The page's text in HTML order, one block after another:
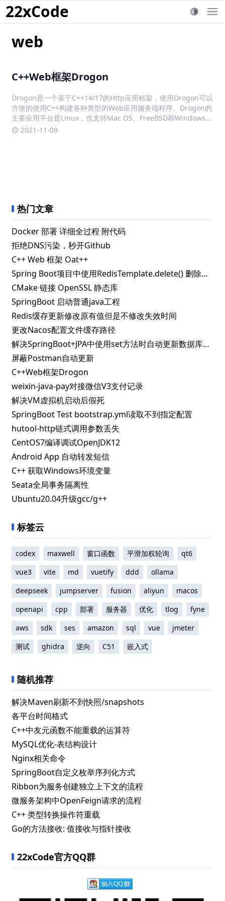
22xCode
web
C++Web框架Drogon
Drogon是一个基于C++14/17的Http应用框架，使用Drogon可以
方便的使用C++构建各种类型的Web应用服务端程序。Drogon的
主要应用平台是Linux，也支持Mac OS、FreeBSD和Windows。
它的主要特点如下：网络层使用基于epoll(macOS/FreeBSD下是
2021-11-09
热门文章
Docker 部署 详细全过程 附代码
拒绝DNS污染，秒开Github
C++ Web 框架 Oat++
Spring Boot项目中使用RedisTemplate.delete() 删除指定key失败的解决办法
CMake 链接 OpenSSL 静态库
SpringBoot 启动普通java工程
Redis缓存更新修改原有值但是不修改失效时间
更改Nacos配置文件缓存路径
解决SpringBoot+JPA中使用set方法时自动更新数据库问题
屏蔽Postman自动更新
C++Web框架Drogon
weixin-java-pay对接微信V3支付记录
解决VM虚拟机启动后假死
SpringBoot Test bootstrap.yml读取不到指定配置
hutool-http链式调用参数丢失
CentOS7编译调试OpenJDK12
Android App 自动转发短信
C++ 获取Windows环境变量
Seata全局事务隔离性
Ubuntu20.04升级gcc/g++
标签云
codex maxwell 窗口函数 平滑加权轮询
qt6
vue3
vite md vuetify ddd
ollama
deepseek
jumpserver fusion aliyun
macos
openapi
cpp 部署 服务器 优化 tlog
fyne
aws
sdk ses amazon sql vue
jmeter
测试
ghidra 逆向 C51 嵌入式
随机推荐
解决Maven刷新不到快照/snapshots
各平台时间格式
C++中友元函数不能重载的运算符
MySQL优化-表结构设计
Nginx相关命令
SpringBoot自定义枚举序列化方式
Ribbon为服务创建独立上下文的流程
微服务架构中OpenFeign请求的流程
C++ 类型转换操作符重载
Go的方法接收: 值接收与指针接收
22xCode官方QQ群